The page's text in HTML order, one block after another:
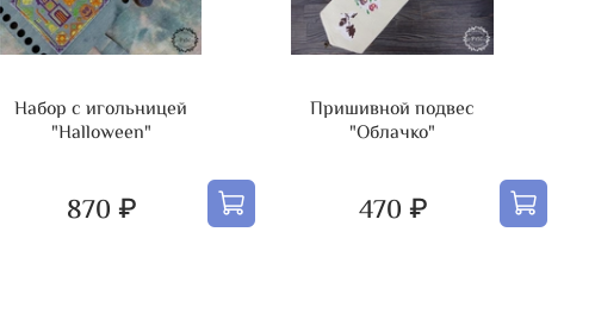
Набор с игольницей
"Halloween"
870 ₽
Пришивной подвес
"Облачко"
470 ₽